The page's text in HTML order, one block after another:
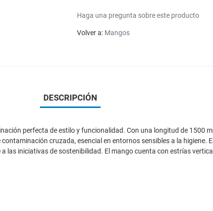
Haga una pregunta sobre este producto
Volver a: Mangos
DESCRIPCIÓN
perfecta de estilo y funcionalidad. Con una longitud de 1500
cruzada, esencial en entornos sensibles a la higiene.
las iniciativas de sostenibilidad. El mango cuenta con estrías